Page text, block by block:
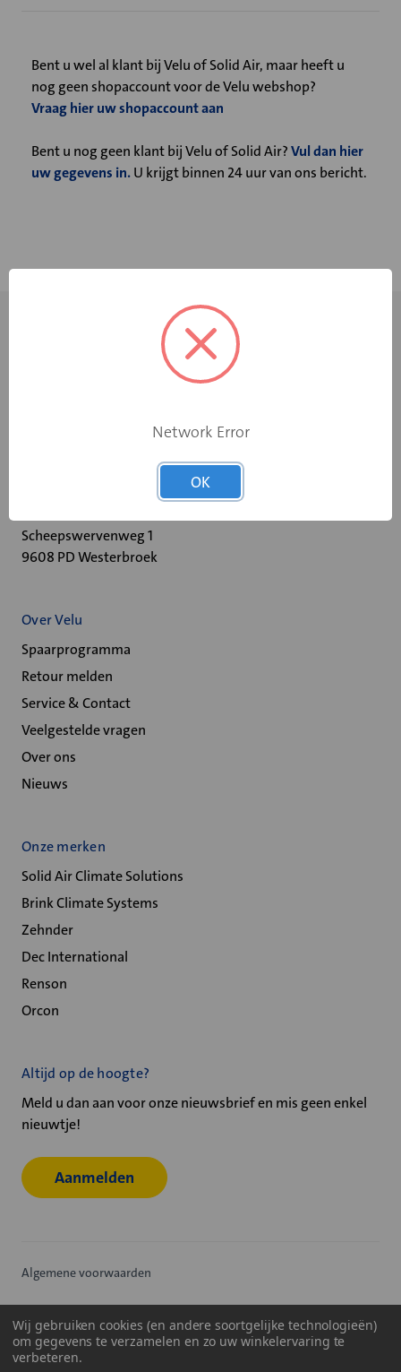
Bent u wel al klant bij Velu of Solid Air, maar heeft u
nog geen shopaccount voor de Velu webshop?
Vraag hier uw shopaccount aan
Bent u nog geen klant bij Velu of Solid Air?Vul dan hier
uw gegevens in.U krijgt binnen 24 uur van ons bericht.
Scheepswervenweg 1
9608 PD Westerbroek
Over Velu
Spaarprogramma
Retour melden
Service & Contact
Veelgestelde vragen
Over ons
Nieuws
Onze merken
Solid Air Climate Solutions
Brink Climate Systems
Zehnder
Dec International
Renson
Orcon
Altijd op de hoogte?
Meld u dan aan voor onze nieuwsbrief en mis geen enkel
nieuwtje!
Aanmelden
Algemene voorwaarden
Cookiebeleid
Wij gebruiken cookies (en andere soortgelijke technologieën)
om gegevens te verzamelen en zo uw winkelervaring te
verbeteren.
Network Error
OK